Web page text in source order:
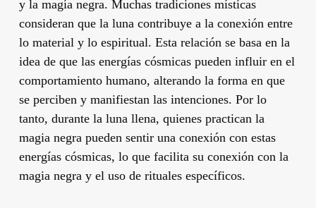
y la magia negra. Muchas tradiciones místicas
consideran que la luna contribuye a la conexión entre
lo material y lo espiritual. Esta relación se basa en la
idea de que las energías cósmicas pueden influir en el
comportamiento humano, alterando la forma en que
se perciben y manifiestan las intenciones. Por lo
tanto, durante la luna llena, quienes practican la
magia negra pueden sentir una conexión con estas
energías cósmicas, lo que facilita su conexión con la
magia negra y el uso de rituales específicos.